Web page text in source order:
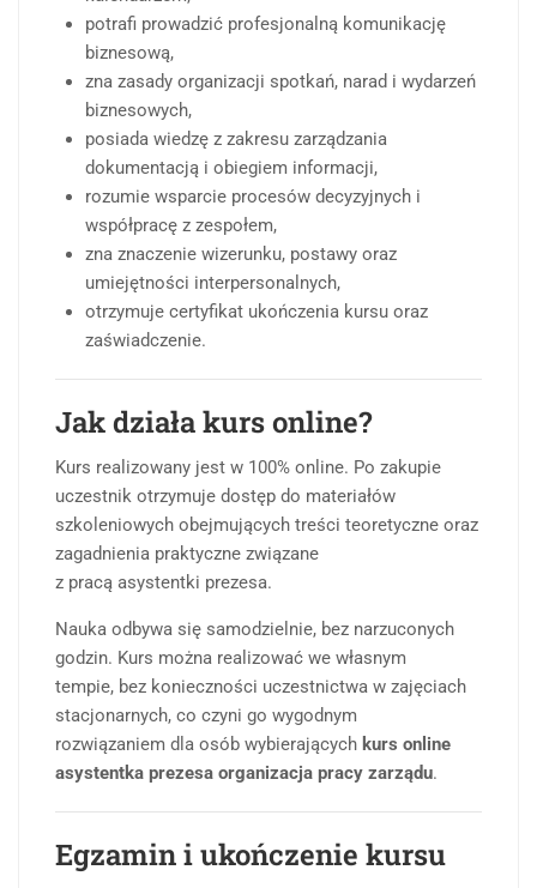
potrafi prowadzić profesjonalną komunikację
biznesową,
zna zasady organizacji spotkań, narad i wydarzeń
biznesowych,
posiada wiedzę z zakresu zarządzania
dokumentacją i obiegiem informacji,
rozumie wsparcie procesów decyzyjnych i
współpracę z zespołem,
zna znaczenie wizerunku, postawy oraz
umiejętności interpersonalnych,
otrzymuje certyfikat ukończenia kursu oraz
zaświadczenie.
Jak działa kurs online?
Kurs realizowany jest w 100% online. Po zakupie
uczestnik otrzymuje dostęp do materiałów
szkoleniowych obejmujących treści teoretyczne oraz
zagadnienia praktyczne związane
z pracą asystentki prezesa.
Nauka odbywa się samodzielnie, bez narzuconych
godzin. Kurs można realizować we własnym
tempie, bez konieczności uczestnictwa w zajęciach
stacjonarnych, co czyni go wygodnym
rozwiązaniem dla osób wybierających kurs online
asystentka prezesa organizacja pracy zarządu.
Egzamin i ukończenie kursu